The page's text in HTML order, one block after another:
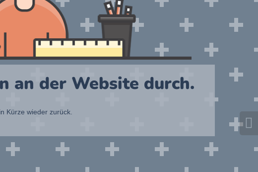
an der Website durch.
Kürze wieder zurück.